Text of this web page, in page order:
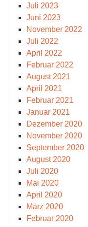
Juli 2023
Juni 2023
November 2022
Juli 2022
April 2022
Februar 2022
August 2021
April 2021
Februar 2021
Januar 2021
Dezember 2020
November 2020
September 2020
August 2020
Juli 2020
Mai 2020
April 2020
März 2020
Februar 2020